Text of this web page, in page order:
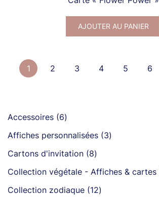
AJOUTER AU PANIER
1 2 3 4 5 6
Accessoires 66
produits
Affiches personnalisées 33
Cartons d'invitation 88
produits
Collection végétale - Affiches & cartes
Collection zodiaque 1212